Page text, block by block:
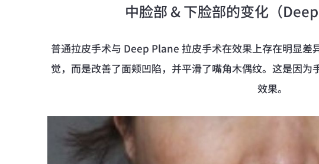
中脸部 & 下脸部的变化（
普通拉皮手术与 Deep Plane 拉皮手术在效果上存在明显差
觉，而是改善了面颊凹陷，并平滑了嘴角木偶纹。这是因
效果。